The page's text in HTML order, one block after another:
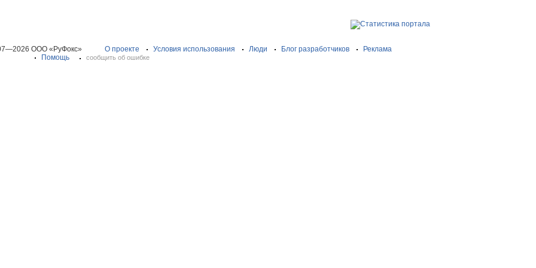
ООО «РуФокс» О проекте Условия использования Люди Блог разработчиков
Реклама
Помощь
сообщить об ошибке